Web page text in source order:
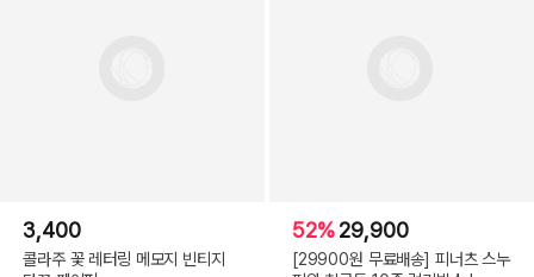
3,400
콜라주 꽃 레터링 메모지 빈티지
52%29,900
[29900원 무료배송] 피너츠 스누